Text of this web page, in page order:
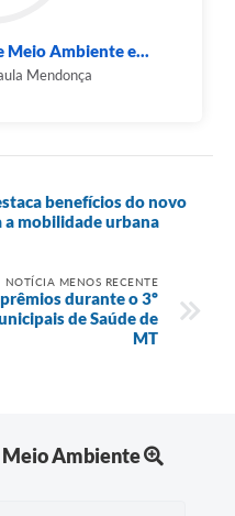
Meio Ambiente e...
Mendonça
benefícios do novo
mobilidade urbana
NOTÍCIA MENOS RECENTE
durante o 3º
de Saúde de
MT
Meio Ambiente